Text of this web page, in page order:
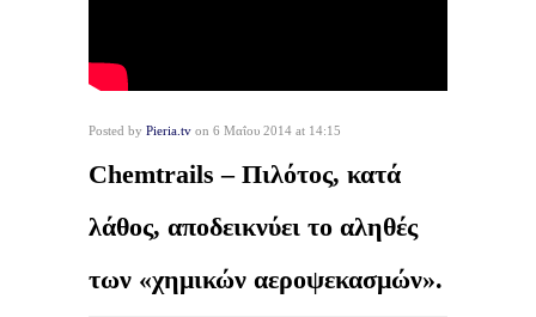
Posted by Pieria.tv on 6 Μαΐου 2014 at 14:15
Chemtrails – Πιλότος, κατά
λάθος, αποδεικνύει το αληθές
των «χημικών αεροψεκασμών».